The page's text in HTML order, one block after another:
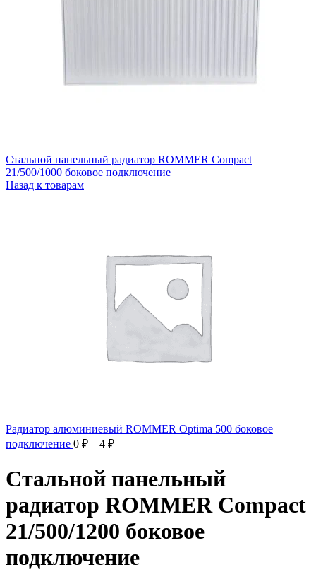
Стальной панельный радиатор ROMMER Compact
21/500/1000 боковое подключение
Назад к товарам
Радиатор алюминиевый ROMMER Optima 500 боковое
подключение 0 ₽ – 4 ₽Диапазон
4 ₽
Стальной панельный
радиатор ROMMER Compact
21/500/1200 боковое
подключение